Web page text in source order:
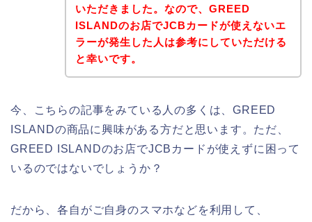
いただきました。なので、GREED
ISLANDのお店でJCBカードが使えないエ
ラーが発生した人は参考にしていただける
と幸いです。
今、こちらの記事をみている人の多くは、GREED
ISLANDの商品に興味がある方だと思います。ただ、
GREED ISLANDのお店でJCBカードが使えずに困って
いるのではないでしょうか？
だから、各自がご自身のスマホなどを利用して、